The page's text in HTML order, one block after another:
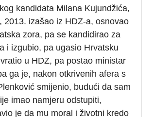
kandidata Milana Kujundžića,
2013. izašao iz HDZ-a, osnovao
zora, pa se kandidirao za
i izgubio, pa ugasio Hrvatsku
u HDZ, pa postao ministar
ga je, nakon otkrivenih afera s
smijenio, budući da sam
imao namjeru odstupiti,
je da mu moral i životni kredo